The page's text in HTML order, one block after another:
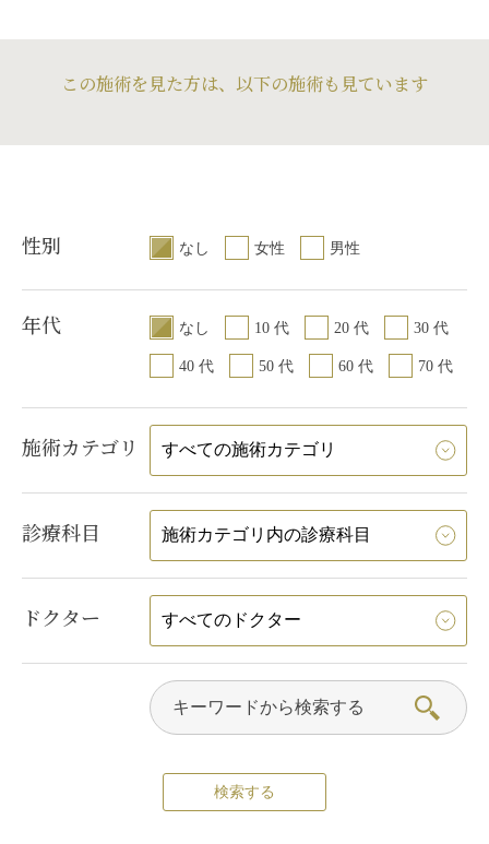
この施術を見た方は、以下の施術も見ています
性別 なし 女性 男性
年代 なし 10 代 20 代 30 代
40 代 50 代 60 代 70 代
施術カテゴリ
診療科目
ドクター